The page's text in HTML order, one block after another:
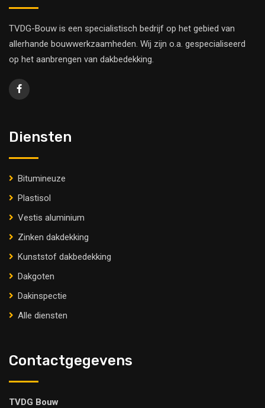
TVDG-Bouw is een specialistisch bedrijf op het gebied van
allerhande bouwwerkzaamheden. Wij zijn o.a. gespecialiseerd
op het aanbrengen van dakbedekking.
Diensten
Bitumineuze
Plastisol
Vestis aluminium
Zinken dakdekking
Kunststof dakbedekking
Dakgoten
Dakinspectie
Alle diensten
Contactgegevens
TVDG Bouw